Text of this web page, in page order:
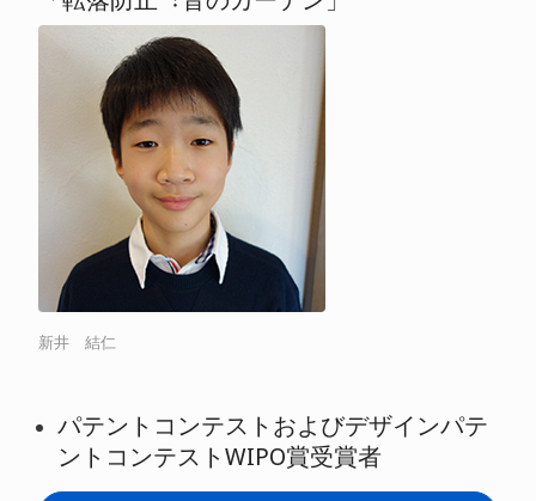
新井 結仁
パテントコンテストおよびデザインパテ
ントコンテストWIPO賞受賞者